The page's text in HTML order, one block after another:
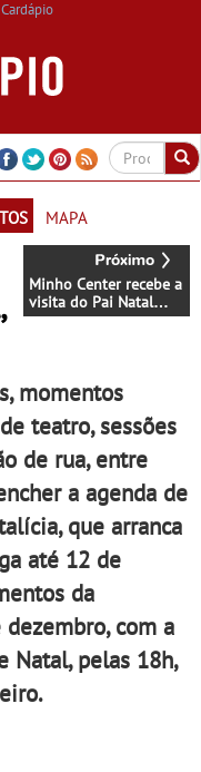
Cardápio
mapa
Minho Center recebe a
visita do Pai Natal
com animações e
momentos
teatro, sessões
de rua, entre
a agenda de
que arranca
até 12 de
da
com a
Natal, pelas 18h,